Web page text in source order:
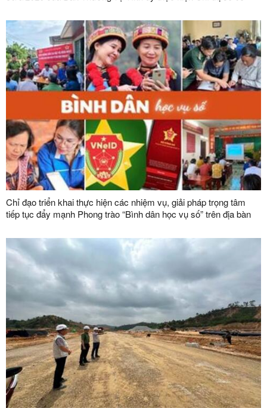
đạo của Đảng đối với công tác quản lý, phát triển vật liệu xây
dựng trong giai đoạn mới
Chỉ đạo triển khai thực hiện các nhiệm vụ, giải pháp trọng tâm
tiếp tục đẩy mạnh Phong trào “Bình dân học vụ số” trên địa bàn